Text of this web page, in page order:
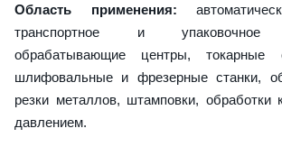
Область применения:
транспортное и упаковочное
обрабатывающие центры,
шлифовальные и фрезерные станки,
резки металлов, штамповки, обработки
давлением.